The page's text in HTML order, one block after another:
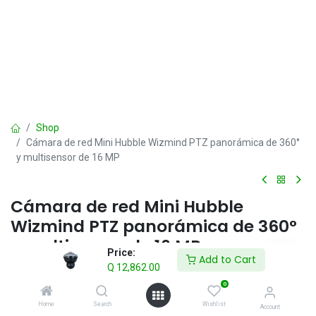
Price:
Q 12,862.00
Add to Cart
Home Search
0
Wishlist Account
Shop
Cámara de red Mini Hubble Wizmind PTZ panorámica de 360°
y multisensor de 16 MP
Cámara de red Mini Hubble
Wizmind PTZ panorámica de 360°
y multisensor de 16 MP
12,862.00